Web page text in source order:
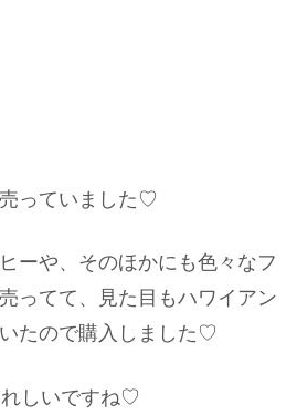
っていました♡
ーや、そのほかにも色々なフ
ってて、見た目もハワイアン
たので購入しました♡
しいですね♡